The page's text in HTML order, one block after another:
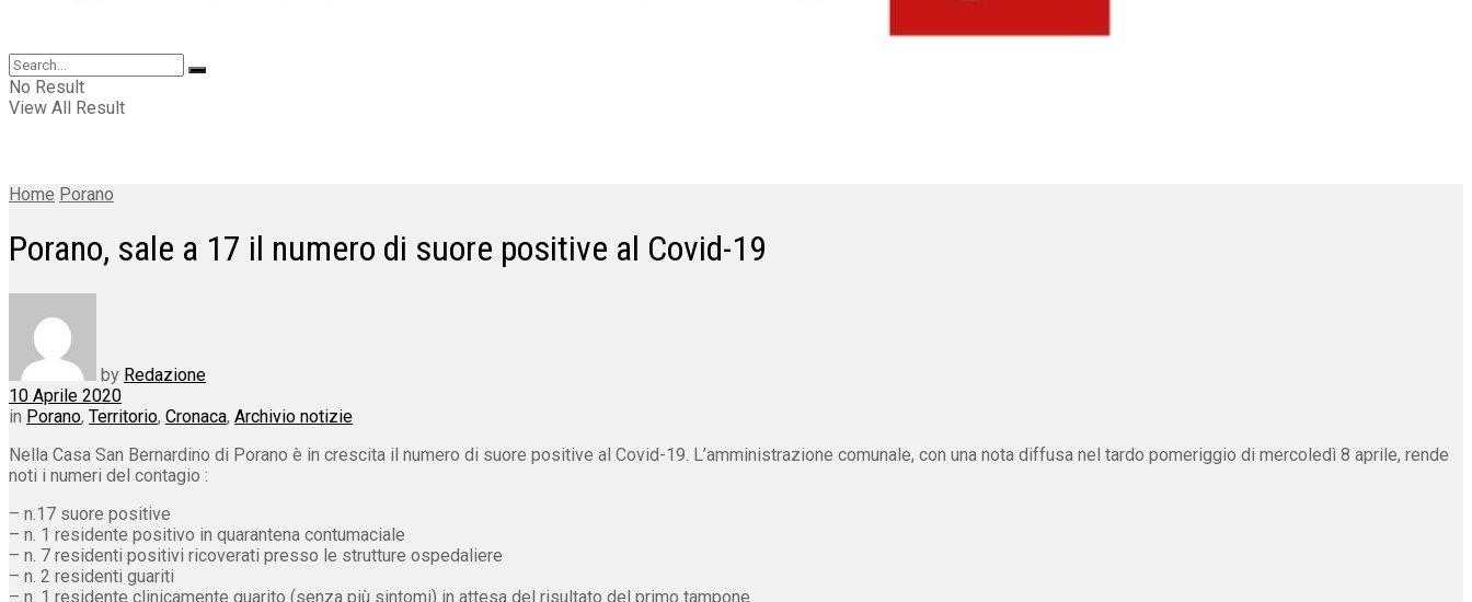
No Result
View All Result
Home Porano
Porano, sale a 17 il numero di suore positive al Covid-19
by Redazione
10 Aprile 2020
in Porano, Territorio, Cronaca, Archivio notizie
Nella Casa San Bernardino di Porano è in crescita il numero di suore positive al Covid-19. L’amministrazione comunale, con una nota diffusa nel tardo pomeriggio di mercoledì 8 aprile, rende
noti i numeri del contagio :
– n.17 suore positive
– n. 1 residente positivo in quarantena contumaciale
– n. 7 residenti positivi ricoverati presso le strutture ospedaliere
– n. 2 residenti guariti
– n. 1 residente clinicamente guarito (senza più sintomi) in attesa del risultato del primo tampone